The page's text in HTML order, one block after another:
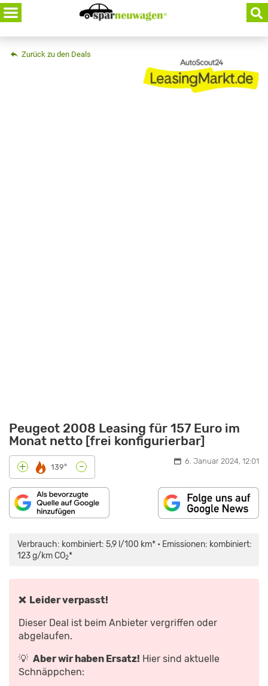
Skip
to
content
Zurück zu den Deals
Peugeot 2008 Leasing für 157 Euro im
Monat netto [frei konfigurierbar]
+ 139° - 6. Januar 2024, 12:01
Verbrauch: kombiniert: 5,9 l/100 km* • Emissionen: kombiniert:
123 g/km CO2*
❌ Leider verpasst!
Dieser Deal ist beim Anbieter vergriffen oder
abgelaufen.
💡 Aber wir haben Ersatz! Hier sind aktuelle
Schnäppchen:
MAPS.GOOGLE.DE
ANZEIGEN
2024
(FACELIFT)
DIFFERENT
YOUTUBE
ANZEIGEN